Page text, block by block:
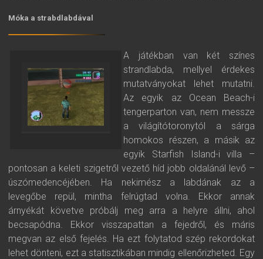
Móka a strabdlabdával
A játékban van két színes
strandlabda, mellyel érdekes
mutatványokat lehet mutatni.
Az egyik az Ocean Beach-i
tengerparton van, nem messze
a világítótoronytól a sárga
homokos részen, a másik az
egyik Starfish Island-i villa –
pontosan a keleti szigetről vezető híd jobb oldalánál levő –
úszómedencéjében. Ha nekimész a labdának az a
levegőbe repül, mintha felrúgtad volna. Ekkor annak
árnyékát követve próbálj meg arra a helyre állni, ahol
becsapódna. Ekkor visszapattan a fejedről, és máris
megvan az első fejelés. Ha ezt folytatod szép rekordokat
lehet dönteni, ezt a statisztikában mindig ellenőrizheted. Egy